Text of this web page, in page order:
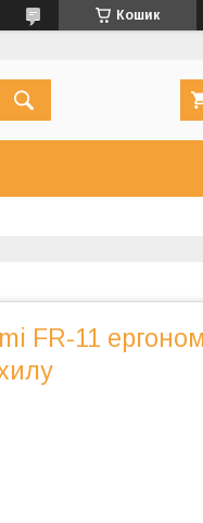
Кошик
FR-11